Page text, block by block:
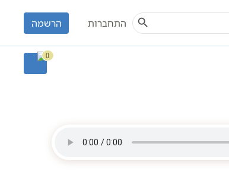
Search Button
התחברות הרשמה
0